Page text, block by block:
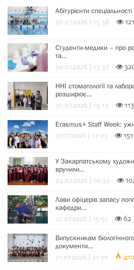
Абітурієнти
30.07.2026 | 15:38 121
Студенти-медики – про
та…
30.07.2026 | 13:37
ННІ стоматології та
розширює…
30.07.2026 | 13:19 113
Erasmus+ Staff Week:
27.07.2026 | 17:03 151
У Закарпатському
вручили…
24.07.2026 | 10:39
Лави офіцерів запасу
кафедри…
22.07.2026 | 15:51 62
Випускникам
документи…
21.07.2026 | 21:01 410